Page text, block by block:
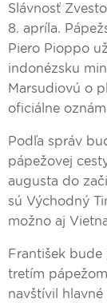
Slávnosť
8. apríla.
Piero Pioppo
indonézsku
Marsudiovú o
oficiálne
Podľa správ
pápežovej
augusta do
sú Východný
možno aj
František bude
tretím
navštívil hlavné